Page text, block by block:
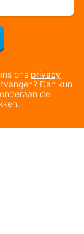
ons privacy
Dan kun
de